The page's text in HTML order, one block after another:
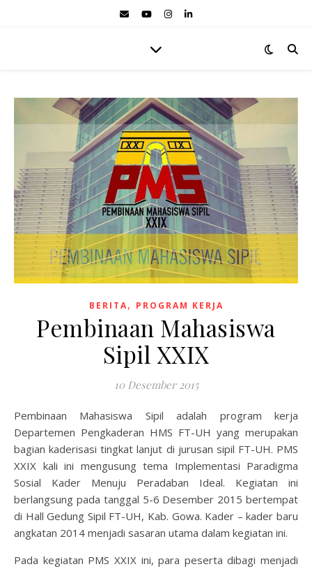
BERITA, PROGRAM KERJA
Pembinaan Mahasiswa
Sipil XXIX
10 Desember 2015
Pembinaan Mahasiswa Sipil adalah program kerja
Departemen Pengkaderan HMS FT-UH yang merupakan
bagian kaderisasi tingkat lanjut di jurusan sipil FT-UH. PMS
XXIX kali ini mengusung tema Implementasi Paradigma
Sosial Kader Menuju Peradaban Ideal. Kegiatan ini
berlangsung pada tanggal 5-6 Desember 2015 bertempat
di Hall Gedung Sipil FT-UH, Kab. Gowa. Kader – kader baru
angkatan 2014 menjadi sasaran utama dalam kegiatan ini.
Pada kegiatan PMS XXIX ini, para peserta dibagi menjadi